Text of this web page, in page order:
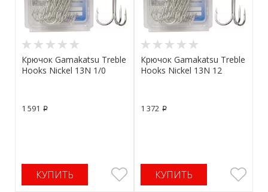
Крючок Gamakatsu Treble
Hooks Nickel 13N 1/0
1 591 p
КУПИТЬ
Крючок Gamakatsu Treble
Hooks Nickel 13N 12
1 372 p
КУПИТЬ